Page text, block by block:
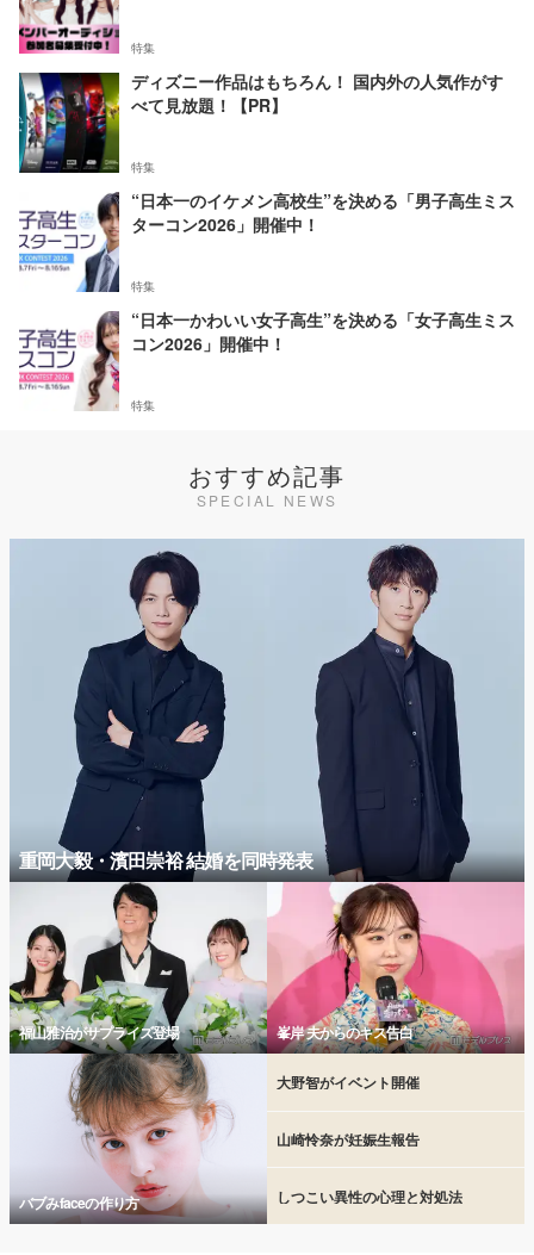
特集
ディズニー作品はもちろん！ 国内外の人気作がす
べて見放題！【PR】
特集
“日本一のイケメン高校生”を決める「男子高生ミス
ターコン2026」開催中！
特集
“日本一かわいい女子高生”を決める「女子高生ミス
コン2026」開催中！
特集
おすすめ記事
SPECIAL NEWS
重岡大毅・濱田崇裕 結婚を同時発表
福山雅治がサプライズ登場 峯岸 夫からのキス告白
バブみfaceの作り方
大野智がイベント開催
山崎怜奈が妊娠生報告
しつこい異性の心理と対処法